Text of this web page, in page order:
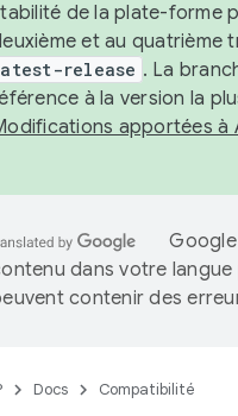
de la plate-forme
et au quatrième
release . La
à la version la
apportées à
dans votre
contenir des
Docs Compatibilité